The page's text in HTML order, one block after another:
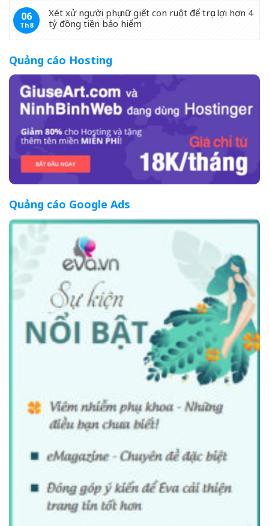
06
Th8
Xét xử người phụ nữ giết con ruột để trục lợi hơn 4
tỷ đồng tiền bảo hiểm
Quảng cáo Hosting
Quảng cáo Google Ads